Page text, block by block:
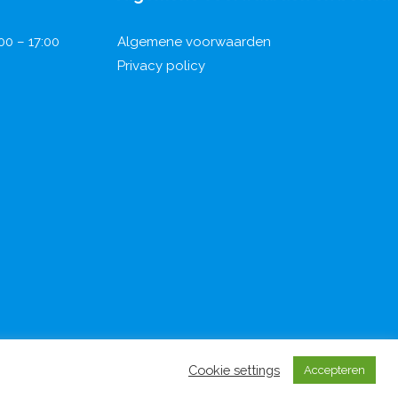
– 17:00
Algemene voorwaarden
Privacy policy
Cookie settings Accepteren